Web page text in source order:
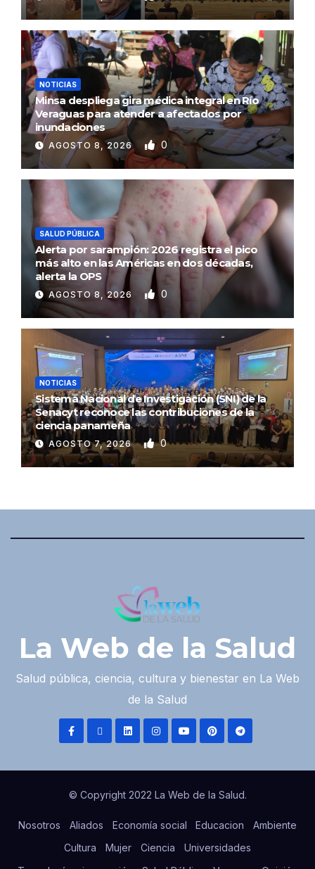
NOTICIAS
Minsa despliega gira médica integral en Río
Veraguas para atender a afectados por
inundaciones
AGOSTO 8, 2026 0
SALUD PÚBLICA
Alerta por sarampión: 2026 registra el pico
más alto en las Américas en dos décadas,
alerta la OPS
AGOSTO 8, 2026 0
NOTICIAS
Sistema Nacional de Investigación (SNI) de la
Senacyt reconoce las contribuciones de la
ciencia panameña
AGOSTO 7, 2026 0
La Web de la Salud
Salud pública, ciencia, cultura y bienestar en La Web
de la Salud
© Copyright 2022 La Web de la Salud.
Nosotros Aliados Economía social Educacion
Ambiente
Cultura
Mujer Ciencia
Universidades